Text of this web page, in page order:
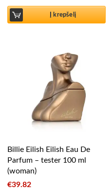
Į krepšelį
Billie Eilish Eilish Eau De
Parfum – tester 100 ml
(woman)
€39.82